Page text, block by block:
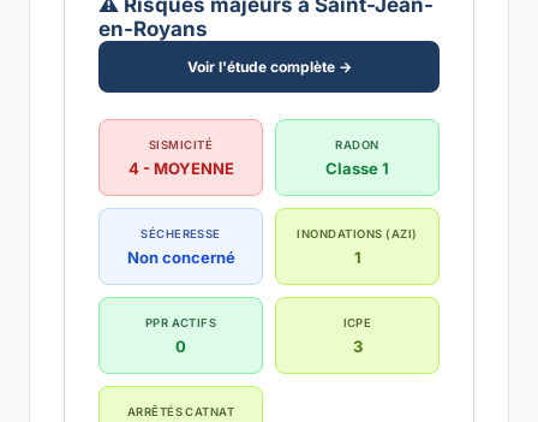
⚠️ Risques majeurs à Saint-Jean-
en-Royans
Voir l'étude complète →
SISMICITÉ
4 - MOYENNE
RADON
Classe 1
SÉCHERESSE
Non concerné
INONDATIONS (AZI)
1
PPR ACTIFS
0
ICPE
3
ARRÊTÉS CATNAT